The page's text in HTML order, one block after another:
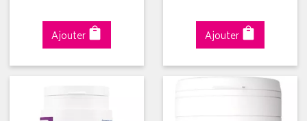
Ajouter Ajouter